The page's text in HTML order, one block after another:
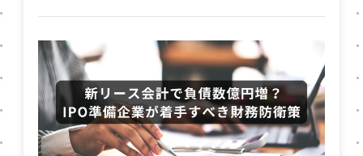
価値を左右する最重要戦略です。特に、
シンガポール、香港、バンコクといった
主要都市では、それぞれが独自のビジネ
ス環境や賃料事情を持つことから、事前
の市場分析が不可欠です。 本記事では、
これら3都市のオフィス事情を分析し、
自社にとって最適な拠点選びのヒント…